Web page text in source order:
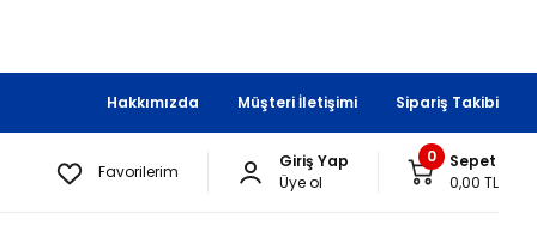
Hakkımızda Müşteri İletişimi Sipariş Takibi
Favorilerim
Giriş Yap
Üye ol
0
Sepet
0,00 TL